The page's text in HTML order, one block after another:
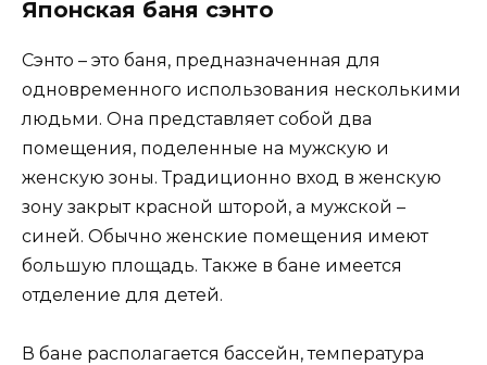
Японская баня сэнто
Сэнто – это баня, предназначенная для
одновременного использования несколькими
людьми. Она представляет собой два
помещения, поделенные на мужскую и
женскую зоны. Традиционно вход в женскую
зону закрыт красной шторой, а мужской –
синей. Обычно женские помещения имеют
большую площадь. Также в бане имеется
отделение для детей.
В бане располагается бассейн, температура